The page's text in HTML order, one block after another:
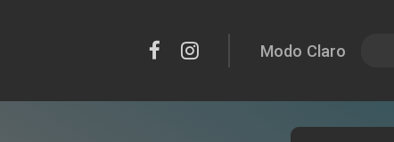
Modo Claro